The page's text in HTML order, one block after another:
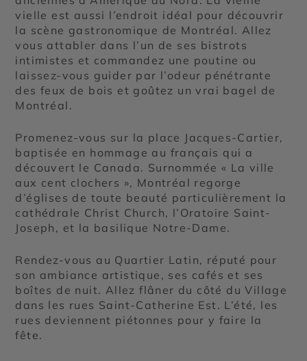
vielle est aussi l’endroit idéal pour découvrir
la scène gastronomique de Montréal. Allez
vous attabler dans l’un de ses bistrots
intimistes et commandez une poutine ou
laissez-vous guider par l’odeur pénétrante
des feux de bois et goûtez un vrai bagel de
Montréal.
Promenez-vous sur la place Jacques-Cartier,
baptisée en hommage au français qui a
découvert le Canada. Surnommée « La ville
aux cent clochers », Montréal regorge
d’églises de toute beauté particulièrement la
cathédrale Christ Church, l’Oratoire Saint-
Joseph, et la basilique Notre-Dame.
Rendez-vous au Quartier Latin, réputé pour
son ambiance artistique, ses cafés et ses
boîtes de nuit. Allez flâner du côté du Village
dans les rues Saint-Catherine Est. L’été, les
rues deviennent piétonnes pour y faire la
fête.